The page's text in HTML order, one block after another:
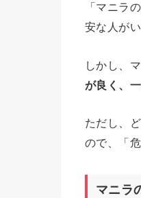
「マニラ
安な人が
しかし、
が良く、
ただし、
ので、「
マニラ